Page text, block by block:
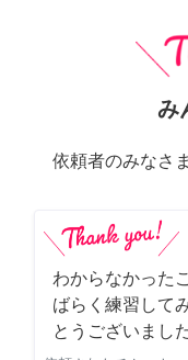
み
依頼者のみなさ
わからなかった
ばらく練習して
とうございまし